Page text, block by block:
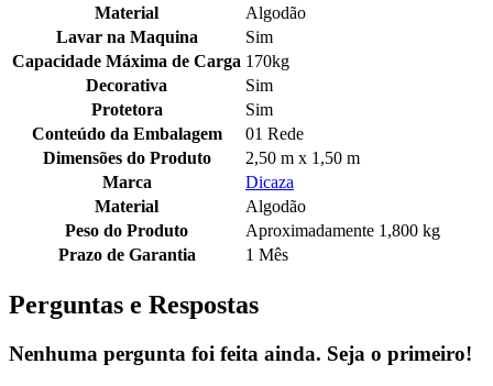
Material
Algodão
Lavar na Maquina
Sim
Capacidade Máxima de Carga 170kg
Decorativa
Sim
Protetora
Sim
Conteúdo da Embalagem
01 Rede
Dimensões do Produto
2,50 m x 1,50 m
Marca
Dicaza
Material
Algodão
Peso do Produto
Aproximadamente 1,800 kg
Prazo de Garantia
1 Mês
Perguntas e Respostas
Nenhuma pergunta foi feita ainda. Seja o primeiro!